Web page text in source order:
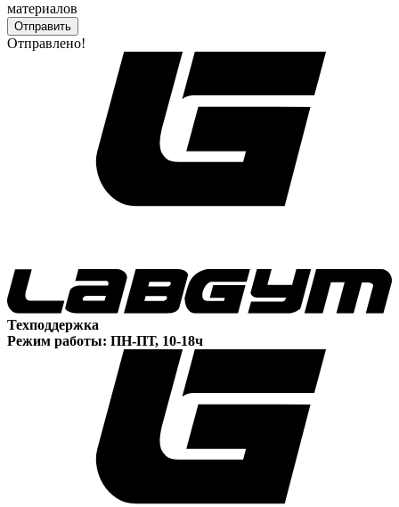
материалов
Отправлено!
Техподдержка
Режим работы: ПН-ПТ, 10-18ч